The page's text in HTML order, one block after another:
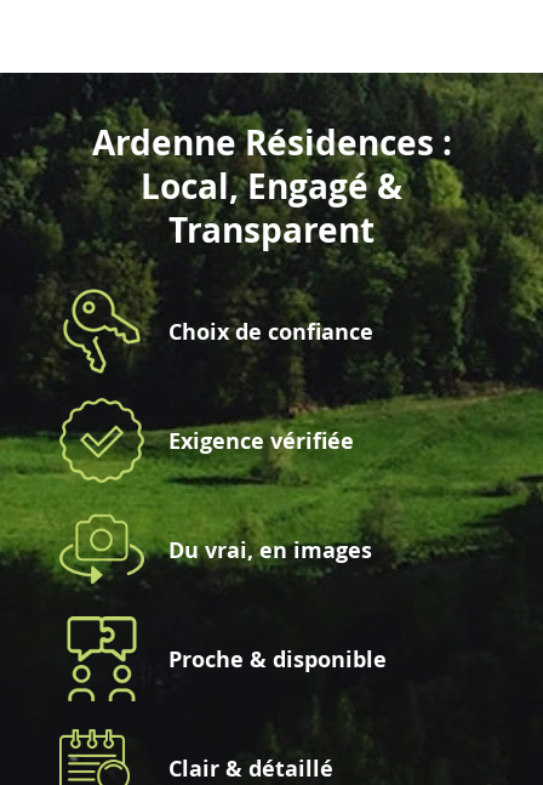
Ardenne Résidences :
Local, Engagé &
Transparent
Choix de confiance
Exigence vérifiée
Du vrai, en images
Proche & disponible
Clair & détaillé